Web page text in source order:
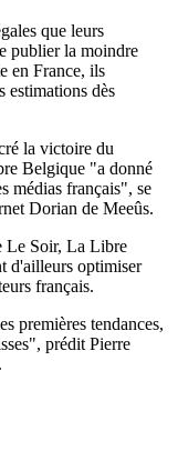
que leurs
publier la moindre
en France, ils
estimations dès
la victoire du
Belgique "a donné
médias français", se
Dorian de Meeûs.
Le Soir, La Libre
d'ailleurs optimiser
français.
premières tendances,
prédit Pierre